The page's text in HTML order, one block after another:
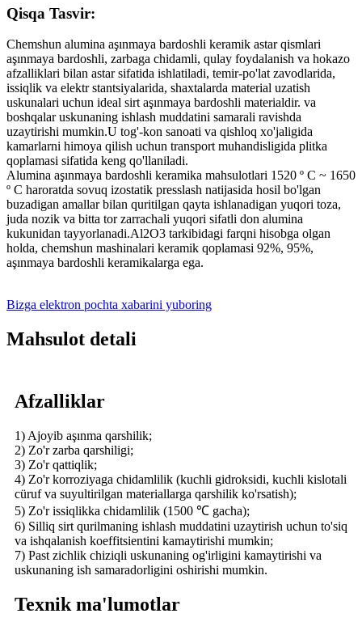
Qisqa Tasvir:
Chemshun alumina aşınmaya bardoshli keramik astar qismlari
aşınmaya bardoshli, zarbaga chidamli, qulay foydalanish va hokazo
afzalliklari bilan astar sifatida ishlatiladi, temir-po'lat zavodlarida,
issiqlik va elektr stantsiyalarida, shaxtalarda material uzatish
uskunalari uchun ideal sirt aşınmaya bardoshli materialdir. va
boshqalar uskunaning ishlash muddatini samarali ravishda
uzaytirishi mumkin.U tog'-kon sanoati va qishloq xo'jaligida
kamarlarni himoya qilish uchun transport muhandisligida plitka
qoplamasi sifatida keng qo'llaniladi.
Alumina aşınmaya bardoshli keramika mahsulotlari 1520 º C ~ 1650
º C haroratda sovuq izostatik presslash natijasida hosil bo'lgan
buzadigan amallar bilan quritilgan qayta ishlanadigan yuqori toza,
juda nozik va bitta tor zarrachali yuqori sifatli don alumina
kukunidan tayyorlanadi.Al2O3 tarkibidagi farqni hisobga olgan
holda, chemshun mashinalari keramik qoplamasi 92%, 95%,
aşınmaya bardoshli keramikalarga ega.
Bizga elektron pochta xabarini yuboring
Mahsulot detali
Afzalliklar
1) Ajoyib aşınma qarshilik;
2) Zo'r zarba qarshiligi;
3) Zo'r qattiqlik;
4) Zo'r korroziyaga chidamlilik (kuchli gidroksidi, kuchli kislotali
cüruf va suyultirilgan materiallarga qarshilik ko'rsatish);
5) Zo'r issiqlikka chidamlilik (1500 ℃ gacha);
6) Silliq sirt qurilmaning ishlash muddatini uzaytirish uchun to'siq
va ishqalanish koeffitsientini kamaytirishi mumkin;
7) Past zichlik chiziqli uskunaning og'irligini kamaytirishi va
uskunaning ish samaradorligini oshirishi mumkin.
Texnik ma'lumotlar